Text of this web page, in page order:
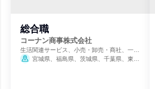
総合職
コーナン商事株式会社
生活関連サービス、小売・卸売・商社、一般
消費財・文具メーカー
宮城県、福島県、茨城県、千葉県、東京